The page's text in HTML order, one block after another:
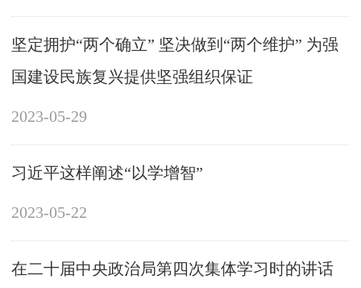
坚定拥护“两个确立” 坚决做到“两个维护” 为强
国建设民族复兴提供坚强组织保证
2023-05-29
习近平这样阐述“以学增智”
2023-05-22
在二十届中央政治局第四次集体学习时的讲话